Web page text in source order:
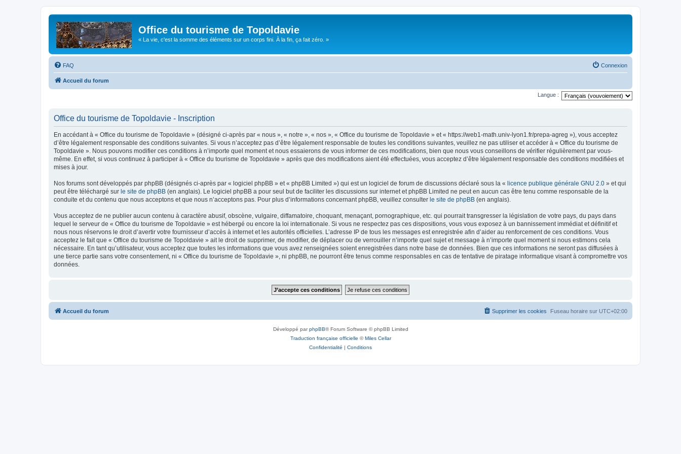
Office du tourisme de Topoldavie
« La vie, c'est la somme des éléments sur un corps fini. À la fin, ça fait zéro. »
FAQ Connexion
Accueil du forum
Langue :
Office du tourisme de Topoldavie - Inscription
En accédant à « Office du tourisme de Topoldavie » (désigné ci-après par « nous », « notre », « nos », « Office du tourisme de Topoldavie » et « https://web1-math.univ-lyon1.fr/prepa-agreg »), vous acceptez
d’être légalement responsable des conditions suivantes. Si vous n’acceptez pas d’être légalement responsable de toutes les conditions suivantes, veuillez ne pas utiliser et accéder à « Office du tourisme de
Topoldavie ». Nous pouvons modifier ces conditions à n’importe quel moment et nous essaierons de vous informer de ces modifications, bien que nous vous conseillons de vérifier régulièrement par vous-
même. En effet, si vous continuez à participer à « Office du tourisme de Topoldavie » après que des modifications aient été effectuées, vous acceptez d’être légalement responsable des conditions modifiées et
mises à jour.
Nos forums sont développés par phpBB (désignés ci-après par « logiciel phpBB » et « phpBB Limited ») qui est un logiciel de forum de discussions déclaré sous la « licence publique générale GNU 2.0 » et qui
peut être téléchargé sur le site de phpBB (en anglais). Le logiciel phpBB a pour seul but de faciliter les discussions sur internet et phpBB Limited ne peut en aucun cas être tenu comme responsable de la
conduite et du contenu que nous acceptons et que nous n’acceptons pas. Pour plus d’informations concernant phpBB, veuillez consulter le site de phpBB (en anglais).
Vous acceptez de ne publier aucun contenu à caractère abusif, obscène, vulgaire, diffamatoire, choquant, menaçant, pornographique, etc. qui pourrait transgresser la législation de votre pays, du pays dans
lequel le serveur de « Office du tourisme de Topoldavie » est hébergé ou encore la loi internationale. Si vous ne respectez pas ces dispositions, vous vous exposez à un bannissement immédiat et définitif et
nous nous réservons le droit d’avertir votre fournisseur d’accès à internet et les autorités officielles. L’adresse IP de tous les messages est enregistrée afin d’aider au renforcement de ces conditions. Vous
acceptez le fait que « Office du tourisme de Topoldavie » ait le droit de supprimer, de modifier, de déplacer ou de verrouiller n’importe quel sujet et message à n’importe quel moment si nous estimons cela
nécessaire. En tant qu’utilisateur, vous acceptez que toutes les informations que vous avez renseignées soient enregistrées dans notre base de données. Bien que ces informations ne seront pas diffusées à
une tierce partie sans votre consentement, ni « Office du tourisme de Topoldavie », ni phpBB, ne pourront être tenus comme responsables en cas de tentative de piratage informatique visant à compromettre vos
données.
Accueil du forum Fuseau horaire sur UTC+02:00
Supprimer les cookies
Développé parphpBB® Forum Software © phpBB Limited
Traduction française officielle ©Miles Cellar
Confidentialité | Conditions